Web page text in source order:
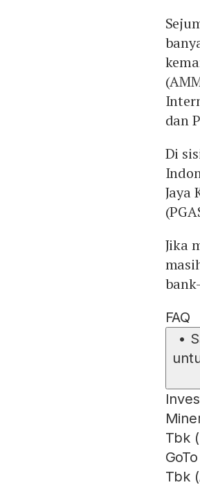
dan
Di
Jaya
Jika
FAQ
•
Tbk
Tbk